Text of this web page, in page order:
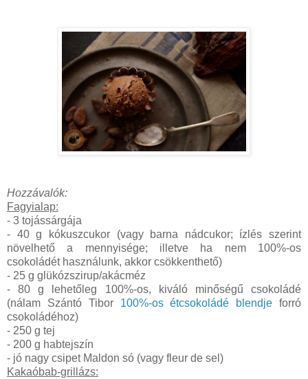
Hozzávalók:
Fagyialap:
- 3 tojássárgája
- 40 g kókuszcukor (vagy barna nádcukor; ízlés szerint
növelhető a mennyisége; illetve ha nem 100%-os
csokoládét használunk, akkor csökkenthető)
- 25 g glükózszirup/akácméz
- 80 g lehetőleg 100%-os, kiváló minőségű csokoládé
(nálam Szántó Tibor 100%-os étcsokoládé blendje forró
csokoládéhoz)
- 250 g tej
- 200 g habtejszín
- jó nagy csipet Maldon só (vagy fleur de sel)
Kakaóbab-grillázs: